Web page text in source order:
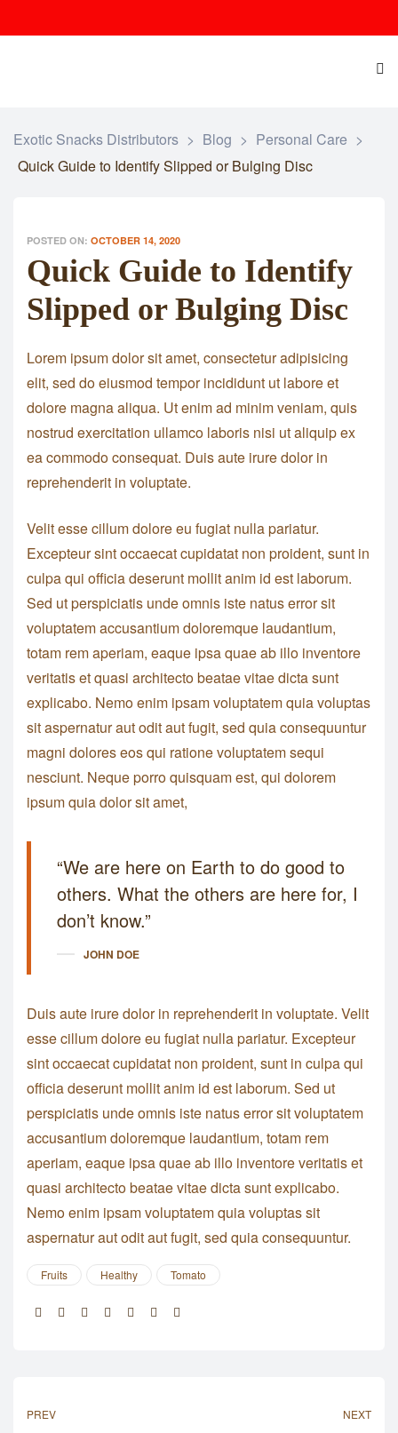
Exotic Snacks Distributors > Blog > Personal Care >
Quick Guide to Identify Slipped or Bulging Disc
POSTED ON: OCTOBER 14, 2020
Quick Guide to Identify
Slipped or Bulging Disc
Lorem ipsum dolor sit amet, consectetur adipisicing
elit, sed do eiusmod tempor incididunt ut labore et
dolore magna aliqua. Ut enim ad minim veniam, quis
nostrud exercitation ullamco laboris nisi ut aliquip ex
ea commodo consequat. Duis aute irure dolor in
reprehenderit in voluptate.
Velit esse cillum dolore eu fugiat nulla pariatur.
Excepteur sint occaecat cupidatat non proident, sunt in
culpa qui officia deserunt mollit anim id est laborum.
Sed ut perspiciatis unde omnis iste natus error sit
voluptatem accusantium doloremque laudantium,
totam rem aperiam, eaque ipsa quae ab illo inventore
veritatis et quasi architecto beatae vitae dicta sunt
explicabo. Nemo enim ipsam voluptatem quia voluptas
sit aspernatur aut odit aut fugit, sed quia consequuntur
magni dolores eos qui ratione voluptatem sequi
nesciunt. Neque porro quisquam est, qui dolorem
ipsum quia dolor sit amet,
“We are here on Earth to do good to
others. What the others are here for, I
don’t know.”
JOHN DOE
Duis aute irure dolor in reprehenderit in voluptate. Velit
esse cillum dolore eu fugiat nulla pariatur. Excepteur
sint occaecat cupidatat non proident, sunt in culpa qui
officia deserunt mollit anim id est laborum. Sed ut
perspiciatis unde omnis iste natus error sit voluptatem
accusantium doloremque laudantium, totam rem
aperiam, eaque ipsa quae ab illo inventore veritatis et
quasi architecto beatae vitae dicta sunt explicabo.
Nemo enim ipsam voluptatem quia voluptas sit
aspernatur aut odit aut fugit, sed quia consequuntur.
Fruits Healthy Tomato
Share:
PREV NEXT